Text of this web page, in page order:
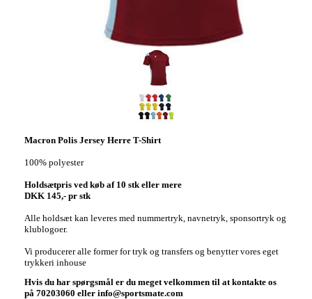
Macron Polis Jersey Herre T-Shirt
100% polyester
Holdsætpris ved køb af 10 stk eller mere
DKK 145,- pr stk
Alle holdsæt kan leveres med nummertryk, navnetryk, sponsortryk og
klublogoer.
Vi producerer alle former for tryk og transfers og benytter vores eget
trykkeri inhouse
Hvis du har spørgsmål er du meget velkommen til at kontakte os
på 70203060 eller info@sportsmate.com